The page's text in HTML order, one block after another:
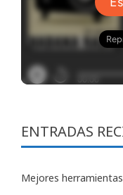
ENTRADAS
Mejores